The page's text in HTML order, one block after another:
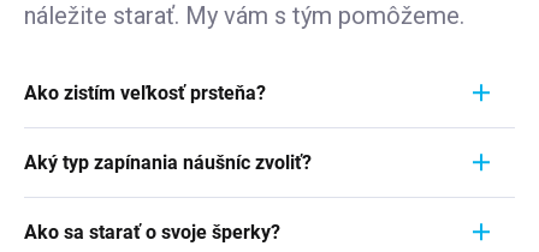
náležite starať. My vám s tým pomôžeme.
Ako zistím veľkosť prsteňa?
Aby ste zistili jeho veľkosť, vezmite pravítko a
položte ho priamo na prstienok, ktorý momentálne
nosíte. Dôležité je zamerať sa na jeho VNÚTORNÝ
Aký typ zapínania náušníc zvoliť?
pohodlie, bezpečnosť a štýl náušníc. Strieborné
Ako sa starať o svoje šperky?